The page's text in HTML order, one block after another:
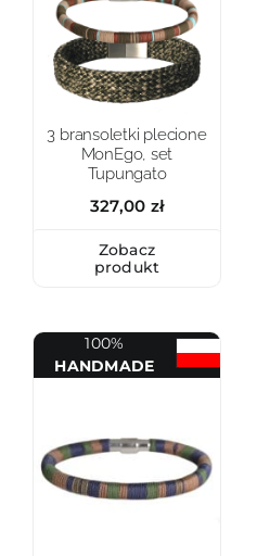
3 bransoletki plecione
MonEgo, set
Tupungato
327,00 zł
Zobacz
produkt
100%
HANDMADE